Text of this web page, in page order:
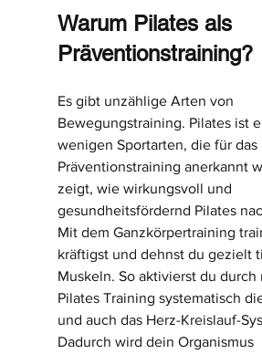
Warum Pilates als
Präventionstraining?
Es gibt unzählige Arten von
Bewegungstraining. Pilates ist
wenigen Sportarten, die für das
Präventionstraining anerkannt
zeigt, wie wirkungsvoll und
gesundheitsfördernd Pilates
Mit dem Ganzkörpertraining
kräftigst und dehnst du gezielt
Muskeln. So aktivierst du
Pilates Training systematisch
und auch das Herz-Kreislauf-
Dadurch wird dein Organismus